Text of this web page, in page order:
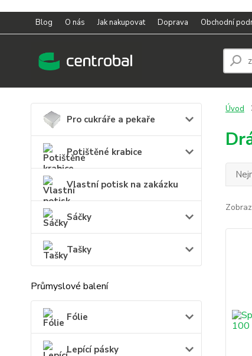
Blog O nás Jak nakupovat Doprava Obchodní
Pro cukráře a pekaře
Potištěné krabice
Vlastní potisk na zakázku
Sáčky
Tašky
Průmyslové balení
Fólie
Lepící pásky
Úvod